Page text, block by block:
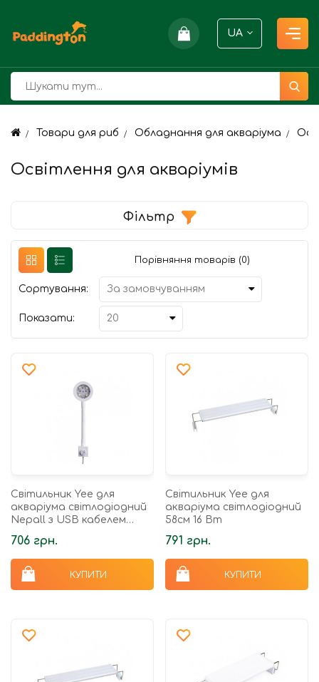
UA
Товари для риб Обладнання для акваріума
Освітлення для акваріумів
Фільтр
Порівняння товарів (0)
Сортування:
Показати:
Світильник Yee для
акваріума світлодіодний
Nepall з USB кабелем
білий 5 Вт
706 грн.
КУПИТИ
Світильник Yee для
акваріума світлодіодний
58см 16 Вт
791 грн.
КУПИТИ